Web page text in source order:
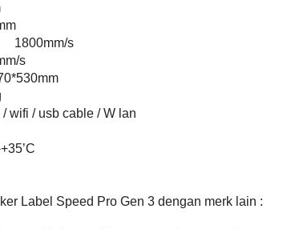
1800mm/s
s
/ wifi / usb cable / W lan
Label Speed Pro Gen 3 dengan merk lain :